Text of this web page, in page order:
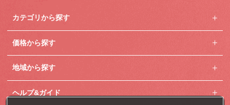
カテゴリから探す
価格から探す
地域から探す
ヘルプ&ガイド